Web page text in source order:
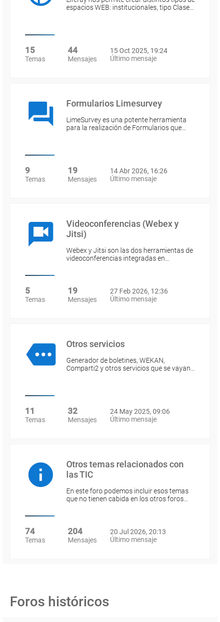
espacios WEB: institucionales, tipo Clase…
15
Temas
44
Mensajes
15 Oct 2025, 19:24
Último mensaje
Formularios Limesurvey
LimeSurvey es una potente herramienta
para la realización de Formularios que…
9
Temas
19
Mensajes
14 Abr 2026, 16:26
Último mensaje
Videoconferencias (Webex y
Jitsi)
Webex y Jitsi son las dos herramientas de
videoconferencias integradas en…
5
Temas
19
Mensajes
27 Feb 2026, 12:36
Último mensaje
Otros servicios
Generador de boletines, WEKAN,
Comparti2 y otros servicios que se vayan…
11
Temas
32
Mensajes
24 May 2025, 09:06
Último mensaje
Otros temas relacionados con
las TIC
En este foro podemos incluir esos temas
que no tienen cabida en los otros foros…
74
Temas
204
Mensajes
20 Jul 2026, 20:13
Último mensaje
Foros históricos